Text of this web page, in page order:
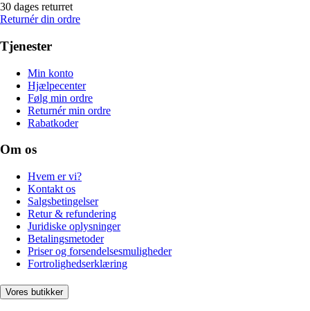
30 dages returret
Returnér din ordre
Tjenester
Min konto
Hjælpecenter
Følg min ordre
Returnér min ordre
Rabatkoder
Om os
Hvem er vi?
Kontakt os
Salgsbetingelser
Retur & refundering
Juridiske oplysninger
Betalingsmetoder
Priser og forsendelsesmuligheder
Fortrolighedserklæring
Vores butikker